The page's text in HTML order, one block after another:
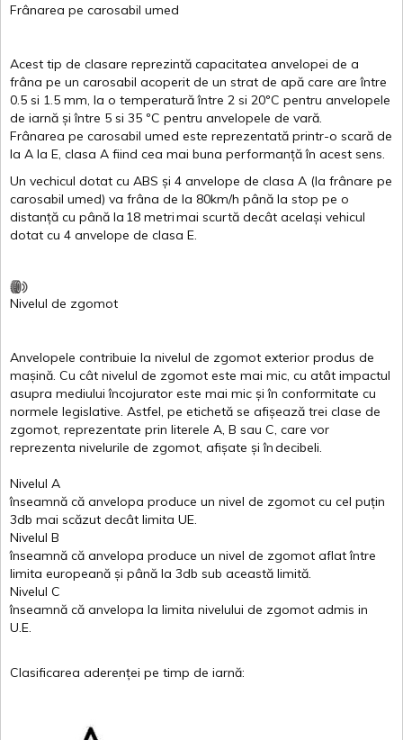
Frânarea pe carosabil umed
Acest tip de clasare reprezintă capacitatea anvelopei de a
frâna pe un carosabil acoperit de un strat de apă care areîntre
0.5 si 1.5 mm, la o temperatură între 2 si 20ºC pentru anvelopele
de iarnă și între 5 si 35 ºC pentru anvelopele de vară.
Frânarea pe carosabil umed este reprezentată printr-o scară de
la A la E, clasa A fiind cea mai buna performanță în acest sens.
Un vechicul dotat cu ABS și 4 anvelope de clasa A (la frânare pe
carosabil umed) va frâna de la 80km/h până la stop pe o
distanță cu până la 18 metrimai scurtă decât același vehicul
dotat cu 4 anvelope de clasa E.
Nivelul de zgomot
Anvelopele contribuie la nivelul de zgomot exterior produs de
mașină. Cu cât nivelul de zgomot este mai mic, cu atât impactul
asupra mediului încojurator este mai mic și în conformitate cu
normele legislative. Astfel, pe etichetă se afișează trei clase de
zgomot, reprezentate prin literele A, B sau C, care vor
reprezenta nivelurile de zgomot, afișate și îndecibeli.
Nivelul A
înseamnă că anvelopa produce un nivel de zgomot cu cel puțin
3db mai scăzut decât limita UE.
Nivelul B
înseamnă că anvelopa produce un nivel de zgomot aflat între
limita europeană și până la 3db sub această limită.
Nivelul C
înseamnă că anvelopa la limita nivelului de zgomot admis in
U.E.
Clasificarea aderenței pe timp de iarnă: